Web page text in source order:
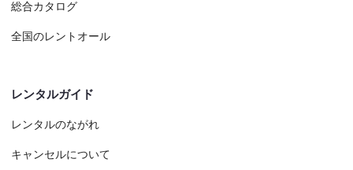
総合カタログ
全国のレントオール
レンタルガイド
レンタルのながれ
キャンセルについて